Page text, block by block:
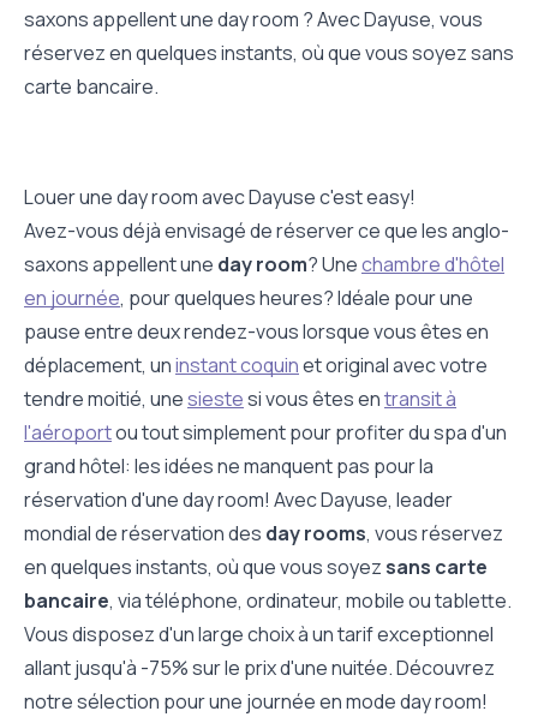
saxons appellent une day room ? Avec Dayuse, vous
réservez en quelques instants, où que vous soyez sans
carte bancaire.
Louer une day room avec Dayuse c'est easy!
Avez-vous déjà envisagé de réserver ce que les anglo-
saxons appellent une day room? Unechambre d'hôtel
en journée, pour quelques heures? Idéale pour une
pause entre deux rendez-vous lorsque vous êtes en
déplacement, uninstant coquinet original avec votre
tendre moitié, unesiestesi vous êtes entransit à
l'aéroportou tout simplement pour profiter du spa d'un
grand hôtel: les idées ne manquent pas pour la
réservation d'une day room! Avec Dayuse, leader
mondial de réservation des day rooms, vous réservez
en quelques instants, où que vous soyezsans carte
bancaire, via téléphone, ordinateur, mobile ou tablette.
Vous disposez d'un large choix à un tarif exceptionnel
allant jusqu'à -75% sur le prix d'une nuitée. Découvrez
notre sélection pour une journée en mode day room!